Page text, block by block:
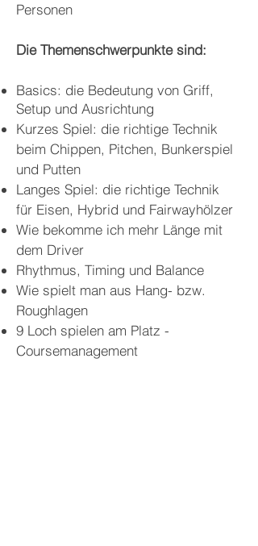
Personen
Die Themenschwerpunkte sind:
Basics: die Bedeutung von Griff,
Setup und Ausrichtung
Kurzes Spiel: die richtige Technik
beim Chippen, Pitchen, Bunkerspiel
und Putten
Langes Spiel: die richtige Technik
für Eisen, Hybrid und Fairwayhölzer
Wie bekomme ich mehr Länge mit
dem Driver
Rhythmus, Timing und Balance
Wie spielt man aus Hang- bzw.
Roughlagen
9 Loch spielen am Platz -
Coursemanagement